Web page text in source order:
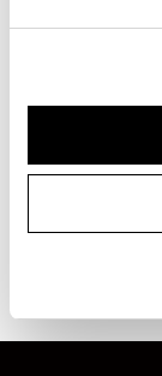
228,000円）